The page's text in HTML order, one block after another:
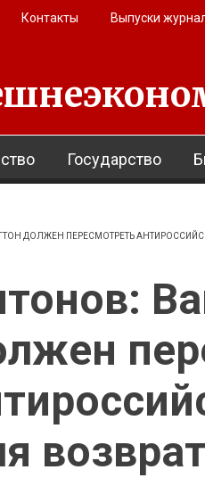
Контакты Выпуски
Государство
ДОЛЖЕН ПЕРЕСМОТРЕТЬ